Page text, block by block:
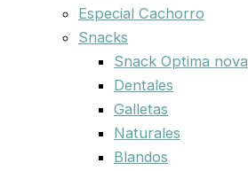
Especial Cachorro
Snacks
Snack Optima nova
Dentales
Galletas
Naturales
Blandos